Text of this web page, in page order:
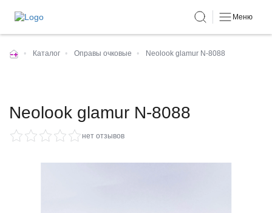
Меню
• Каталог • Оправы очковые • Neolook glamur N-8088
Neolook glamur N-8088
нет отзывов